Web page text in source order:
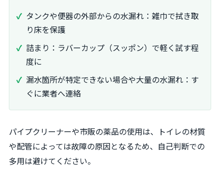
タンクや便器の外部からの水漏れ：雑巾で拭き取
り床を保護
詰まり：ラバーカップ（スッポン）で軽く試す程
度に
漏水箇所が特定できない場合や大量の水漏れ：す
ぐに業者へ連絡
パイプクリーナーや市販の薬品の使用は、トイレの材質
や配管によっては故障の原因となるため、自己判断での
多用は避けてください。